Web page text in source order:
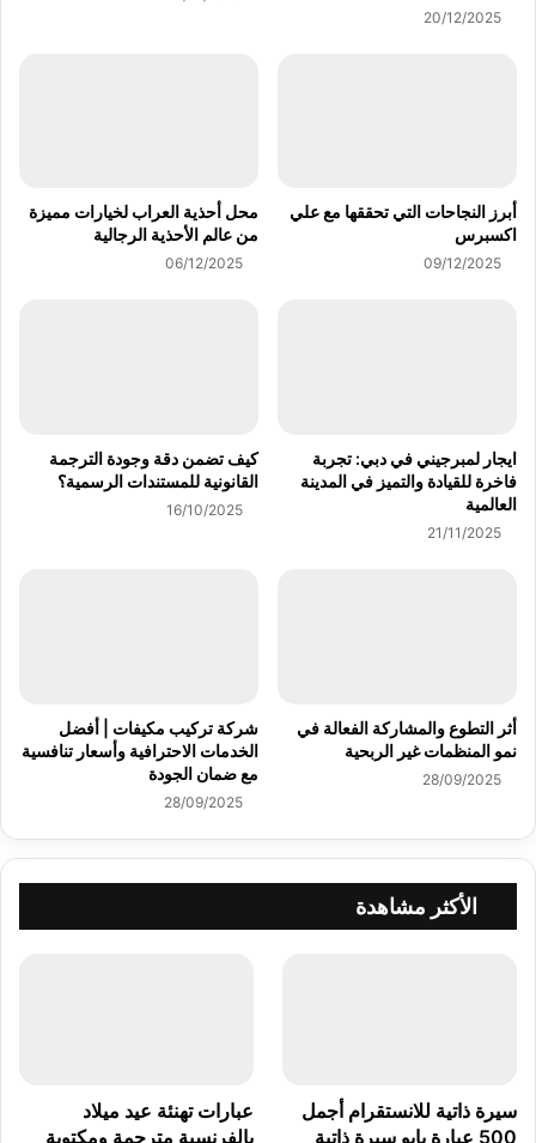
20/12/2025
أبرز النجاحات التي تحققها مع علي
اكسبرس
09/12/2025
محل أحذية العراب لخيارات مميزة
من عالم الأحذية الرجالية
06/12/2025
ايجار لمبرجيني في دبي: تجربة
فاخرة للقيادة والتميز في المدينة
العالمية
21/11/2025
كيف تضمن دقة وجودة الترجمة
القانونية للمستندات الرسمية؟
16/10/2025
أثر التطوع والمشاركة الفعالة في
نمو المنظمات غير الربحية
28/09/2025
شركة تركيب مكيفات | أفضل
الخدمات الاحترافية وأسعار تنافسية
مع ضمان الجودة
28/09/2025
الأكثر مشاهدة
سيرة ذاتية للانستقرام أجمل
500 عبارة بايو سيرة ذاتية
عبارات تهنئة عيد ميلاد
بالفرنسية مترجمة ومكتوبة